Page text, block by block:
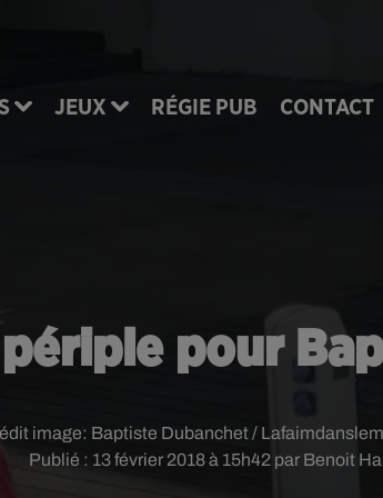
JEUX RÉGIE PUB CONTACT
pour
Publié : 13 février 2018 à 15h42 par Benoit
image: Baptiste Dubanchet /